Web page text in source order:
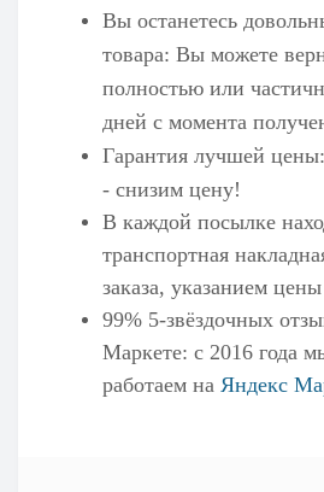
Вы останетесь
товара: Вы можете
полностью или
дней с момента
Гарантия лучшей
- снизим цену!
В каждой посылке
транспортная
заказа, указанием
99% 5-звёздочных
Маркете: с 2016 года
работаем на Яндекс